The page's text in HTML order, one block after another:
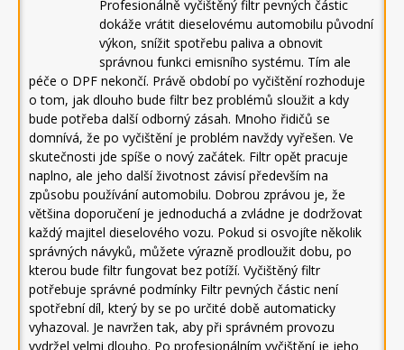
Profesionálně vyčištěný filtr pevných částic
dokáže vrátit dieselovému automobilu původní
výkon, snížit spotřebu paliva a obnovit
správnou funkci emisního systému. Tím ale
péče o DPF nekončí. Právě období po vyčištění rozhoduje
o tom, jak dlouho bude filtr bez problémů sloužit a kdy
bude potřeba další odborný zásah. Mnoho řidičů se
domnívá, že po vyčištění je problém navždy vyřešen. Ve
skutečnosti jde spíše o nový začátek. Filtr opět pracuje
naplno, ale jeho další životnost závisí především na
způsobu používání automobilu. Dobrou zprávou je, že
většina doporučení je jednoduchá a zvládne je dodržovat
každý majitel dieselového vozu. Pokud si osvojíte několik
správných návyků, můžete výrazně prodloužit dobu, po
kterou bude filtr fungovat bez potíží. Vyčištěný filtr
potřebuje správné podmínky Filtr pevných částic není
spotřební díl, který by se po určité době automaticky
vyhazoval. Je navržen tak, aby při správném provozu
vydržel velmi dlouho. Po profesionálním vyčištění je jeho